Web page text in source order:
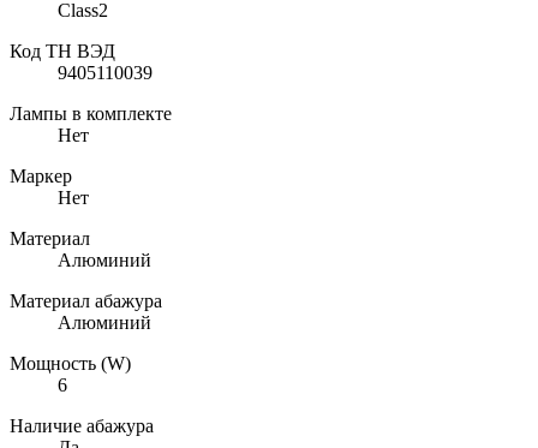
Class2
Код ТН ВЭД
9405110039
Лампы в комплекте
Нет
Маркер
Нет
Материал
Алюминий
Материал абажура
Алюминий
Мощность (W)
6
Наличие абажура